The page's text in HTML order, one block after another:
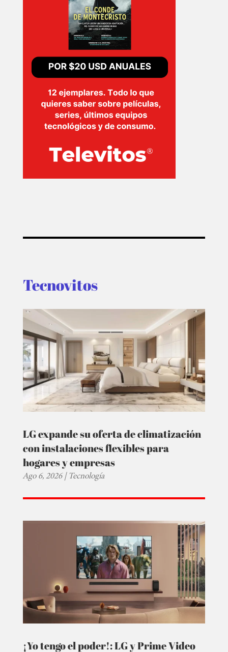
Tecnovitos
LG expande su oferta de climatización
con instalaciones flexibles para
hogares y empresas
Ago 6, 2026|Tecnología
¡Yo tengo el poder!: LG y Prime Video